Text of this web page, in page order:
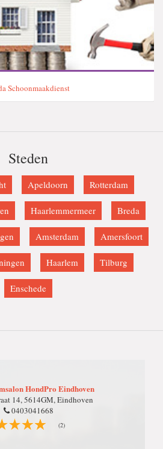
Schoonmaakdienst
Steden
Apeldoorn Rotterdam
Haarlemmermeer Breda
Amsterdam Amersfoort
Haarlem Tilburg
Enschede
HondPro Eindhoven
14, 5614GM, Eindhoven
0403041668
(2)